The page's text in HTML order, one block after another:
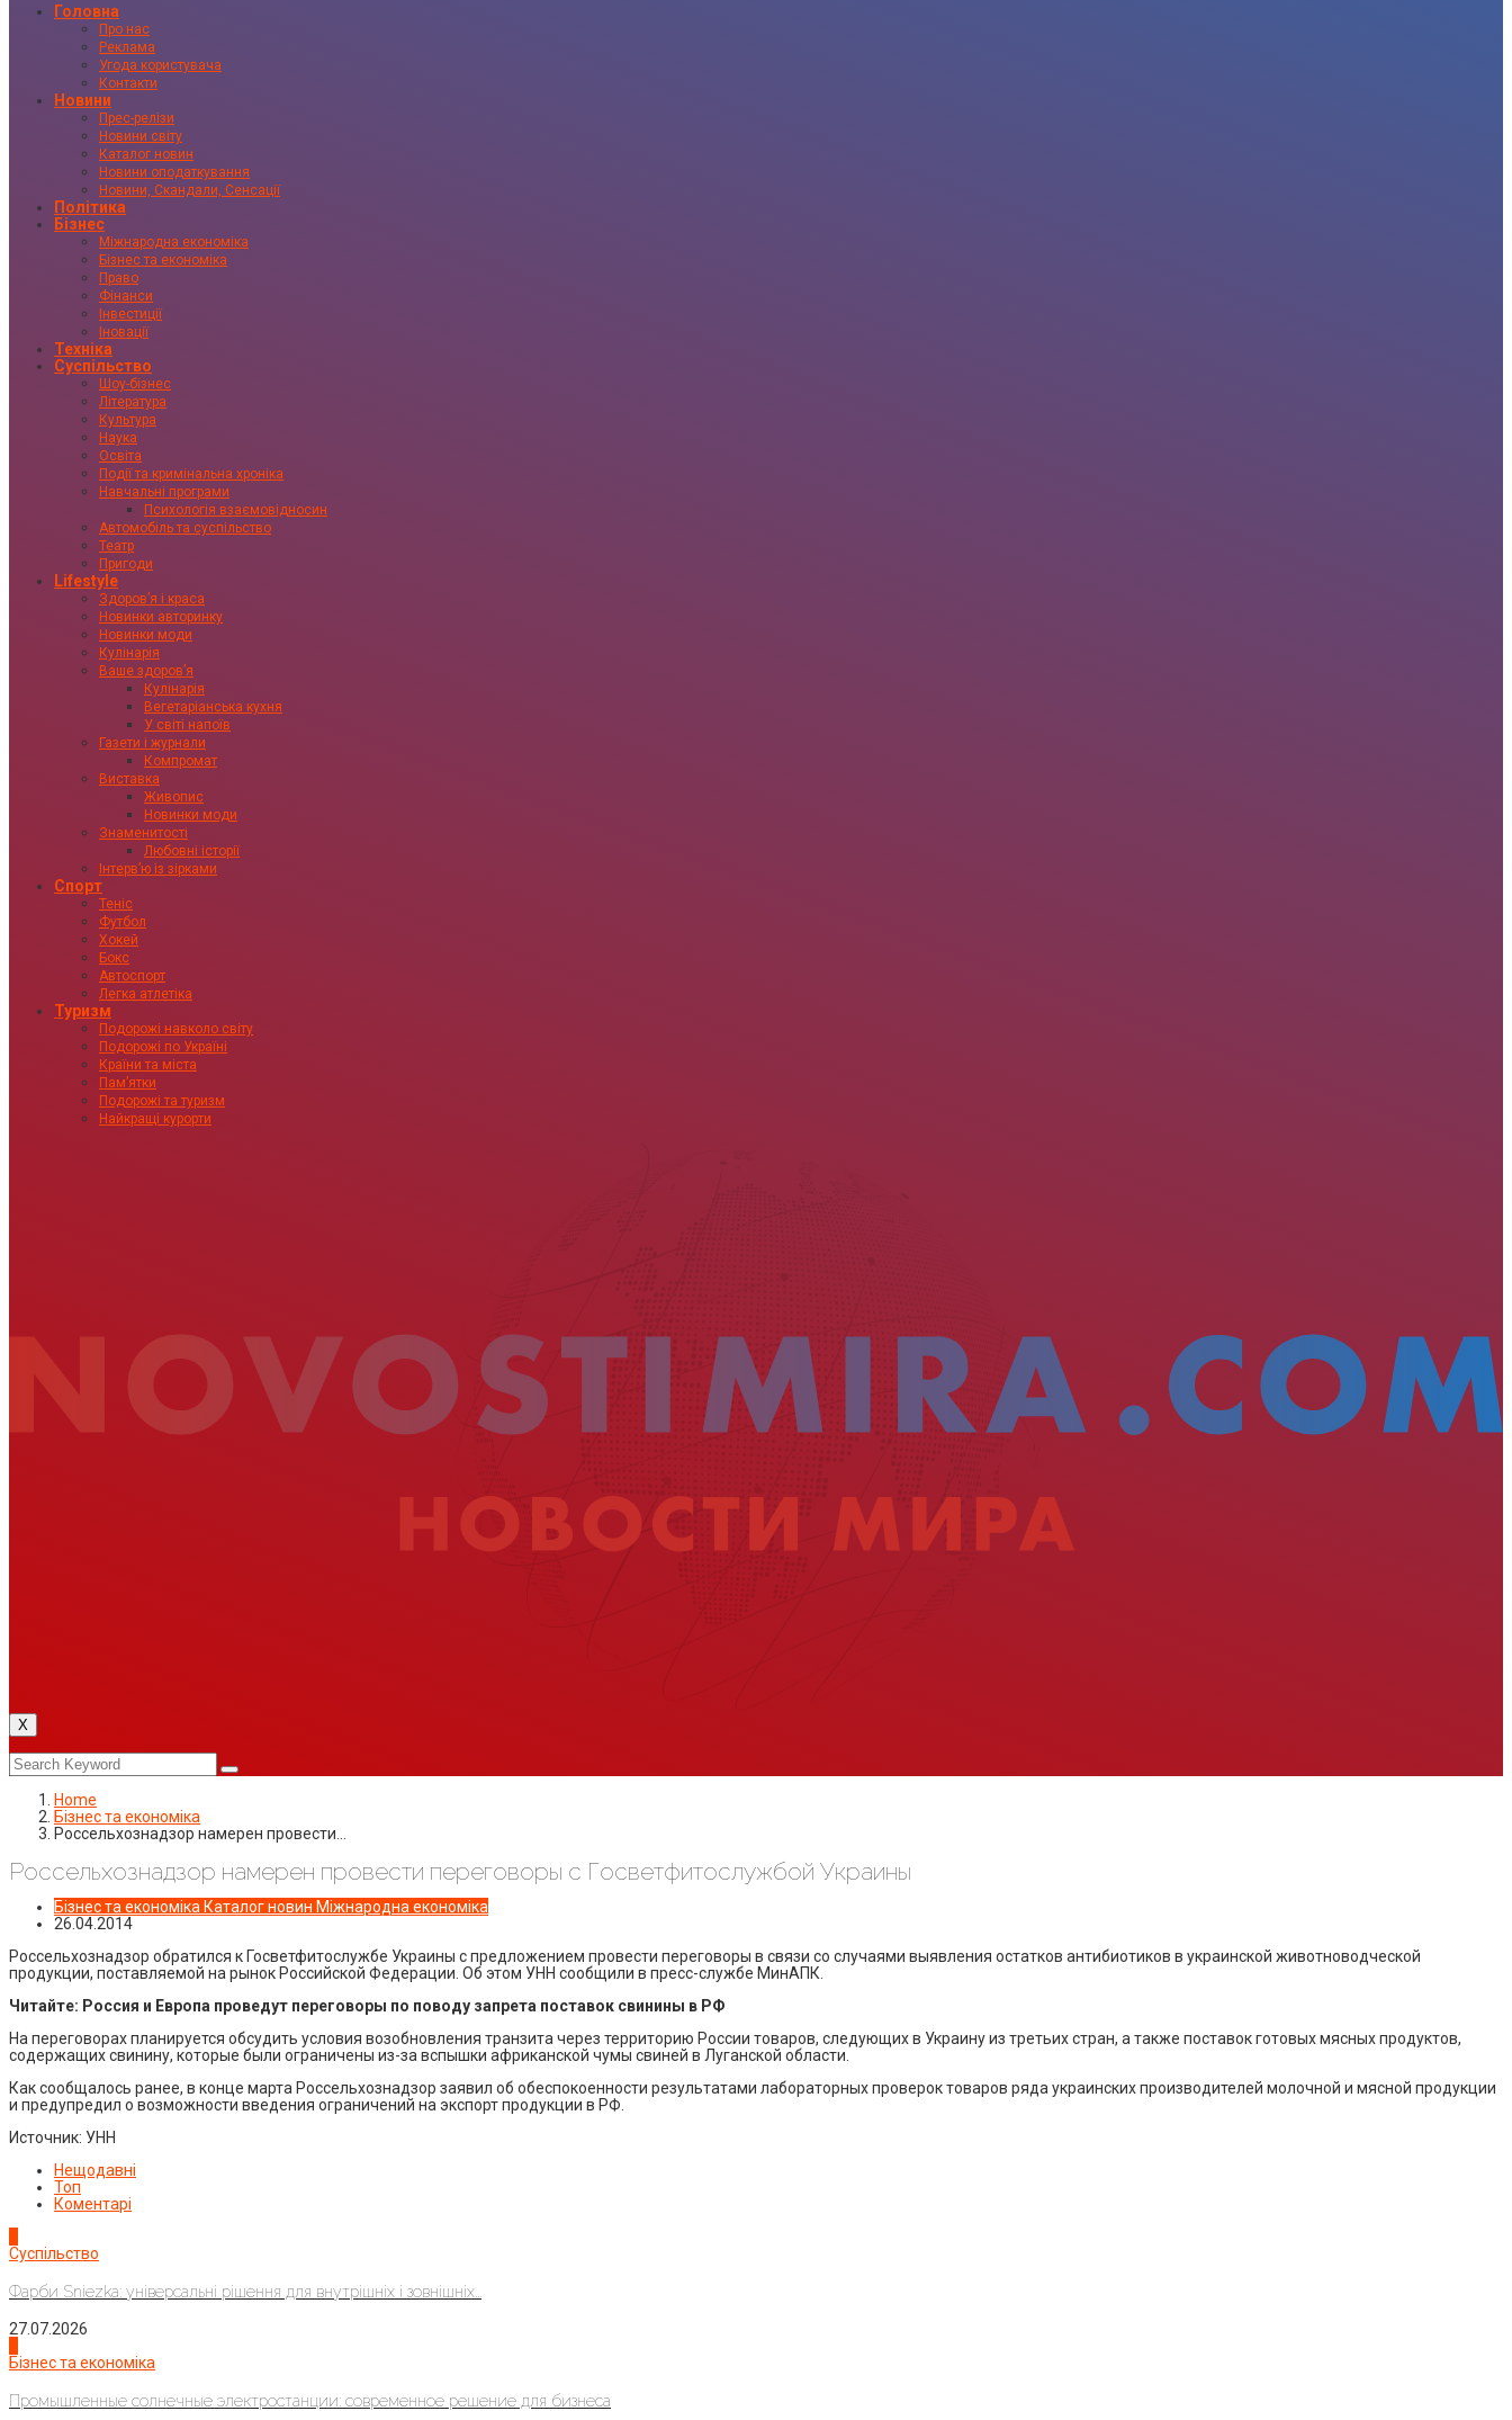
Головна
Про нас
Реклама
Угода користувача
Контакти
Новини
Прес-релізи
Новини світу
Каталог новин
Новини оподаткування
Новини, Скандали, Сенсації
Політика
Бізнес
Міжнародна економіка
Бізнес та економіка
Право
Фінанси
Інвестиції
Іновації
Техніка
Суспільство
Шоу-бізнес
Література
Культура
Наука
Освіта
Події та кримінальна хроніка
Навчальні програми
Психологія взаємовідносин
Автомобіль та суспільство
Театр
Пригоди
Lifestyle
Здоровʼя і краса
Новинки авторинку
Новинки моди
Кулінарія
Ваше здоровʼя
Кулінарія
Вегетаріанська кухня
У світі напоїв
Газети і журнали
Компромат
Виставка
Живопис
Новинки моди
Знаменитості
Любовні історії
Інтервʼю із зірками
Спорт
Теніс
Футбол
Хокей
Бокс
Автоспорт
Легка атлетіка
Туризм
Подорожі навколо світу
Подорожі по Україні
Країни та міста
Пам’ятки
Подорожі та туризм
Найкращі курорти
X
Home
Бізнес та економіка
Россельхознадзор намерен провести…
Россельхознадзор намерен провести переговоры с Госветфитослужбой Украины
Бізнес та економіка Каталог новин Міжнародна економіка
26.04.2014
Россельхознадзор обратился к Госветфитослужбе Украины с предложением провести переговоры в связи со случаями выявления остатков антибиотиков в украинской животноводческой
продукции, поставляемой на рынок Российской Федерации. Об этом УНН сообщили в пресс-службе МинАПК.
Читайте: Россия и Европа проведут переговоры по поводу запрета поставок свинины в РФ
На переговорах планируется обсудить условия возобновления транзита через территорию России товаров, следующих в Украину из третьих стран, а также поставок готовых мясных продуктов,
содержащих свинину, которые были ограничены из-за вспышки африканской чумы свиней в Луганской области.
Как сообщалось ранее, в конце марта Россельхознадзор заявил об обеспокоенности результатами лабораторных проверок товаров ряда украинских производителей молочной и мясной продукции
и предупредил о возможности введения ограничений на экспорт продукции в РФ.
Источник: УНН
Нещодавні
Топ
Коментарі
Суспільство
Фарби Sniezka: універсальні рішення для внутрішніх і зовнішніх...
27.07.2026
Бізнес та економіка
Промышленные солнечные электростанции: современное решение для бизнеса